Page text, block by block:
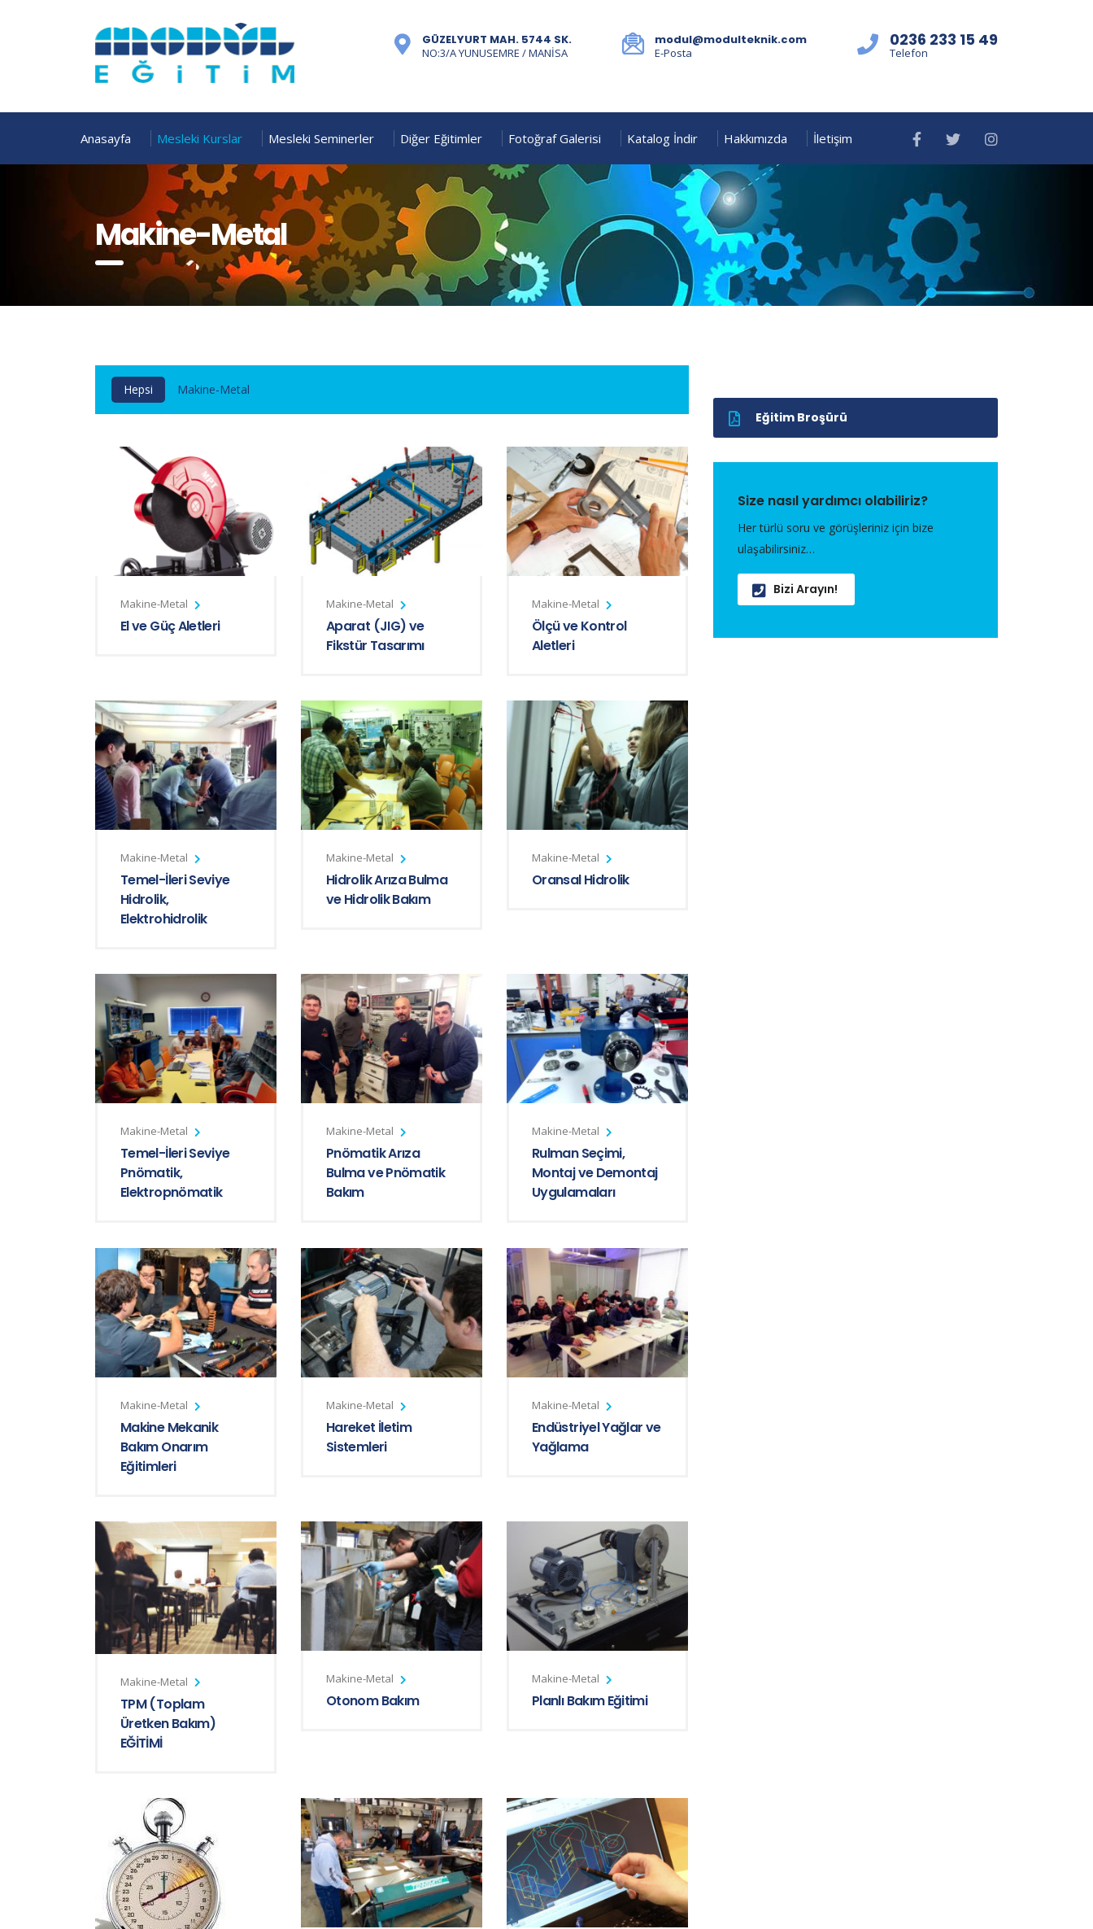
0236 233 15 49
Telefon
modul@modulteknik.com
E-Posta
GÜZELYURT MAH. 5744 SK.
NO:3/A YUNUSEMRE / MANİSA
Anasayfa Mesleki Kurslar Mesleki Seminerler Diğer Eğitimler Fotoğraf Galerisi Katalog İndir Hakkımızda İletişim
Makine-Metal
Hepsi Makine-Metal
Makine-Metal
El ve Güç Aletleri
Makine-Metal
Aparat (JIG) ve
Fikstür Tasarımı
Makine-Metal
Ölçü ve Kontrol
Aletleri
Makine-Metal
Temel-İleri Seviye
Hidrolik,
Elektrohidrolik
Makine-Metal
Hidrolik Arıza Bulma
ve Hidrolik Bakım
Makine-Metal
Oransal Hidrolik
Makine-Metal
Temel-İleri Seviye
Pnömatik,
Elektropnömatik
Makine-Metal
Pnömatik Arıza
Bulma ve Pnömatik
Bakım
Makine-Metal
Rulman Seçimi,
Montaj ve Demontaj
Uygulamaları
Makine-Metal
Makine Mekanik
Bakım Onarım
Eğitimleri
Makine-Metal
Hareket İletim
Sistemleri
Makine-Metal
Endüstriyel Yağlar ve
Yağlama
Makine-Metal
TPM (Toplam
Üretken Bakım)
EĞİTİMİ
Makine-Metal
Otonom Bakım
Makine-Metal
Planlı Bakım Eğitimi
Eğitim Broşürü
Size nasıl yardımcı olabiliriz?
Her türlü soru ve görüşleriniz için bize
ulaşabilirsiniz…
Bizi Arayın!